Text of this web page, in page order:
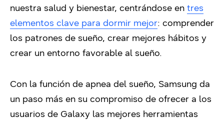
nuestra salud y bienestar, centrándose en tres
elementos clave para dormir mejor: comprender
los patrones de sueño, crear mejores hábitos y
crear un entorno favorable al sueño.
Con la función de apnea del sueño, Samsung da
un paso más en su compromiso de ofrecer a los
usuarios de Galaxy las mejores herramientas